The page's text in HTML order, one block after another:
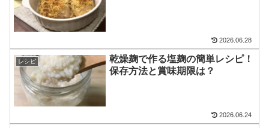
2026.06.28
レシピ
乾燥麹で作る塩麹の簡単レシピ！
保存方法と賞味期限は？
2026.06.24